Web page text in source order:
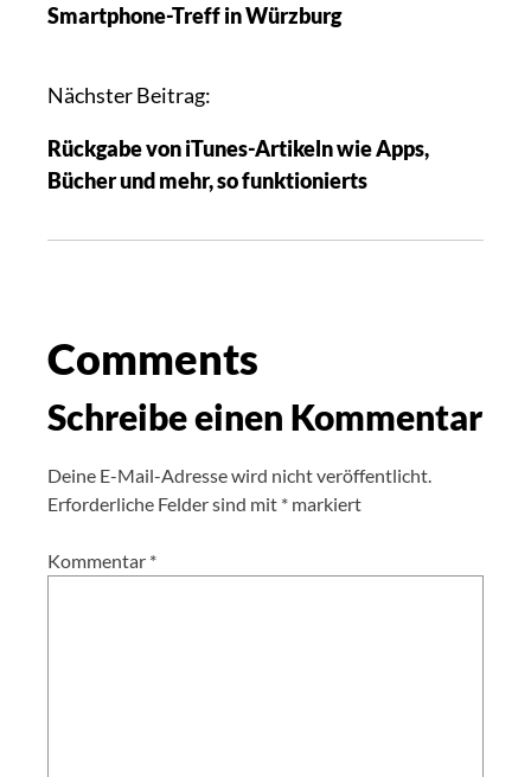
Smartphone-Treff in Würzburg
Nächster Beitrag:
Rückgabe von iTunes-Artikeln wie Apps,
Bücher und mehr, so funktionierts
Comments
Schreibe einen Kommentar
Deine E-Mail-Adresse wird nicht veröffentlicht.
Erforderliche Felder sind mit * markiert
Kommentar *